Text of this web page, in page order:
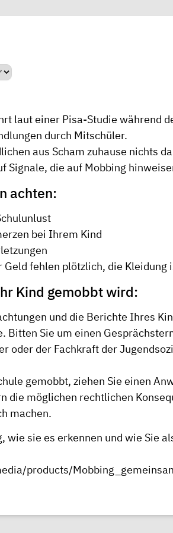
laut einer Pisa-Studie während
durch Mitschüler.
aus Scham zuhause nichts
Signale, die auf Mobbing
achten:
bei Ihrem Kind
fehlen plötzlich, die Kleidung
Kind gemobbt wird:
und die Berichte Ihres
Bitten Sie um einen
oder der Fachkraft der
gemobbt, ziehen Sie einen
die möglichen rechtlichen
machen.
wie sie es erkennen und wie Sie
products/